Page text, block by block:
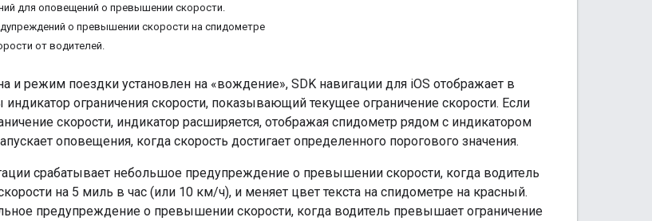
для оповещений о превышении скорости.
о превышении скорости на спидометре
от водителей.
и режим поездки установлен на «вождение», SDK навигации для iOS отображает в
индикатор ограничения скорости, показывающий текущее ограничение скорости. Если
скорости, индикатор расширяется, отображая спидометр рядом с индикатором
оповещения, когда скорость достигает определенного порогового значения.
срабатывает небольшое предупреждение о превышении скорости, когда водитель
на 5 миль в час (или 10 км/ч), и меняет цвет текста на спидометре на красный.
предупреждение о превышении скорости, когда водитель превышает ограничение